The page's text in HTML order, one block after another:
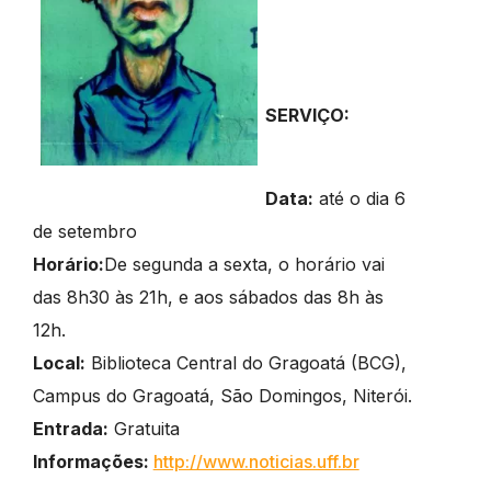
SERVIÇO:
Data: até o dia 6
de setembro
Horário:De segunda a sexta, o horário vai
das 8h30 às 21h, e aos sábados das 8h às
12h.
Local: Biblioteca Central do Gragoatá (BCG),
Campus do Gragoatá, São Domingos, Niterói.
Entrada: Gratuita
Informações: http://www.noticias.uff.br